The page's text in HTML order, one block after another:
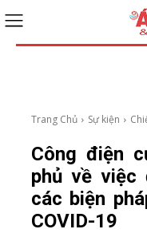
Trang Chủ Sự kiện
Công điện
phủ về việc
các biện
COVID-19